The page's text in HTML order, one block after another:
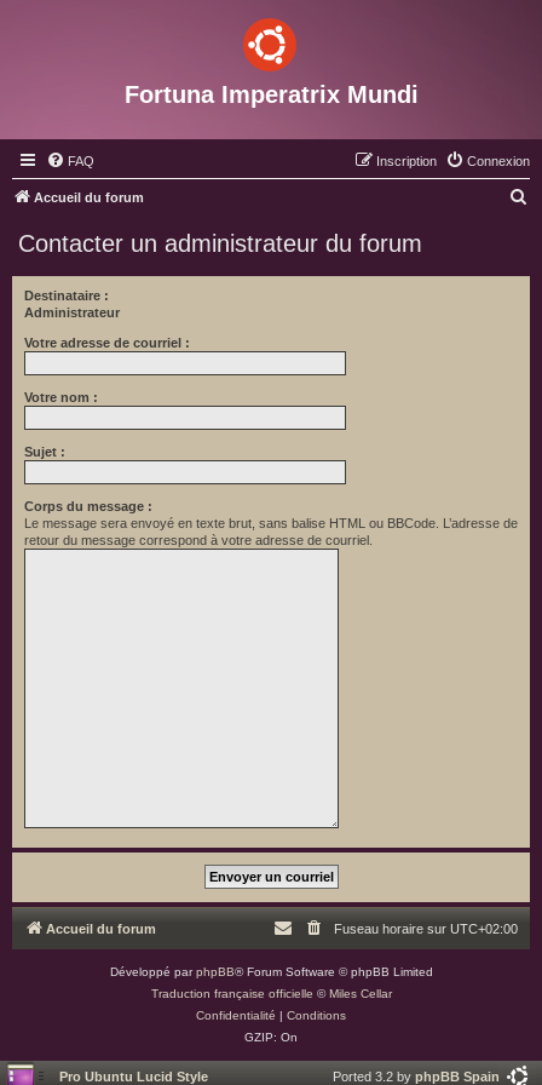
Fortuna Imperatrix Mundi
FAQ Connexion
Inscription
Accueil du forum
Contacter un administrateur du forum
Destinataire :
Administrateur
Votre adresse de courriel :
Votre nom :
Sujet :
Corps du message :
Le message sera envoyé en texte brut, sans balise HTML ou BBCode. L’adresse de
retour du message correspond à votre adresse de courriel.
Accueil du forum Fuseau horaire sur UTC+02:00
Développé parphpBB® Forum Software © phpBB Limited
Traduction française officielle ©Miles Cellar
Confidentialité | Conditions
GZIP: On
Pro Ubuntu Lucid Style Ported 3.2 by phpBB Spain